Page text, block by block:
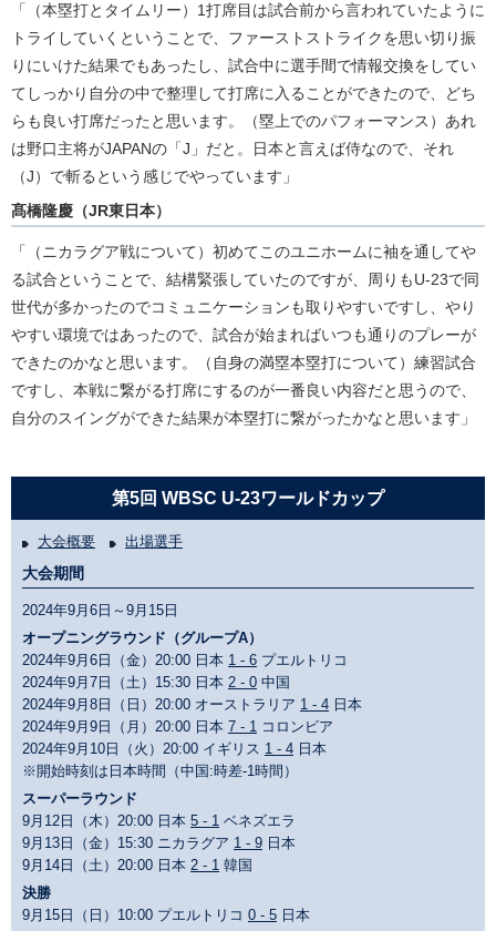
「（本塁打とタイムリー）1打席目は試合前から言われていたように
トライしていくということで、ファーストストライクを思い切り振
りにいけた結果でもあったし、試合中に選手間で情報交換をしてい
てしっかり自分の中で整理して打席に入ることができたので、どち
らも良い打席だったと思います。（塁上でのパフォーマンス）あれ
は野口主将がJAPANの「J」だと。日本と言えば侍なので、それ
（J）で斬るという感じでやっています」
髙橋隆慶（JR東日本）
「（ニカラグア戦について）初めてこのユニホームに袖を通してや
る試合ということで、結構緊張していたのですが、周りもU-23で同
世代が多かったのでコミュニケーションも取りやすいですし、やり
やすい環境ではあったので、試合が始まればいつも通りのプレーが
できたのかなと思います。（自身の満塁本塁打について）練習試合
ですし、本戦に繋がる打席にするのが一番良い内容だと思うので、
自分のスイングができた結果が本塁打に繋がったかなと思います」
第5回 WBSC U-23ワールドカップ
大会概要 出場選手
大会期間
2024年9月6日～9月15日
オープニングラウンド（グループA）
2024年9月6日（金）20:00 日本 1 - 6 プエルトリコ
2024年9月7日（土）15:30 日本 2 - 0 中国
2024年9月8日（日）20:00 オーストラリア 1 - 4 日本
2024年9月9日（月）20:00 日本 7 - 1 コロンビア
2024年9月10日（火）20:00 イギリス 1 - 4 日本
※開始時刻は日本時間（中国:時差-1時間）
スーパーラウンド
9月12日（木）20:00 日本 5 - 1 ベネズエラ
9月13日（金）15:30 ニカラグア 1 - 9 日本
9月14日（土）20:00 日本 2 - 1 韓国
決勝
9月15日（日）10:00 プエルトリコ 0 - 5 日本